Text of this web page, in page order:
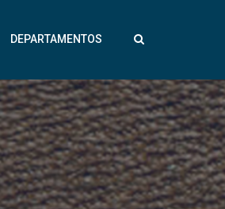
DEPARTAMENTOS